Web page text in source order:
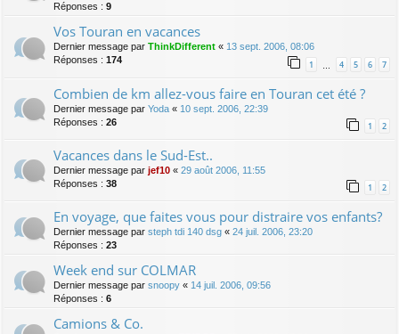
Réponses : 9
Vos Touran en vacances
Dernier message par ThinkDifferent « 13 sept. 2006, 08:06
Réponses : 174 1 4 5 6 7
Combien de km allez-vous faire en Touran cet été ?
Dernier message par Yoda « 10 sept. 2006, 22:39
Réponses : 26 1 2
Vacances dans le Sud-Est..
Dernier message par jef10 « 29 août 2006, 11:55
Réponses : 38 1 2
En voyage, que faites vous pour distraire vos enfants?
Dernier message par steph tdi 140 dsg « 24 juil. 2006, 23:20
Réponses : 23
Week end sur COLMAR
Dernier message par snoopy « 14 juil. 2006, 09:56
Réponses : 6
Camions & Co.